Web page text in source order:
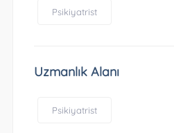
Psikiyatrist
Uzmanlık Alanı
Psikiyatrist